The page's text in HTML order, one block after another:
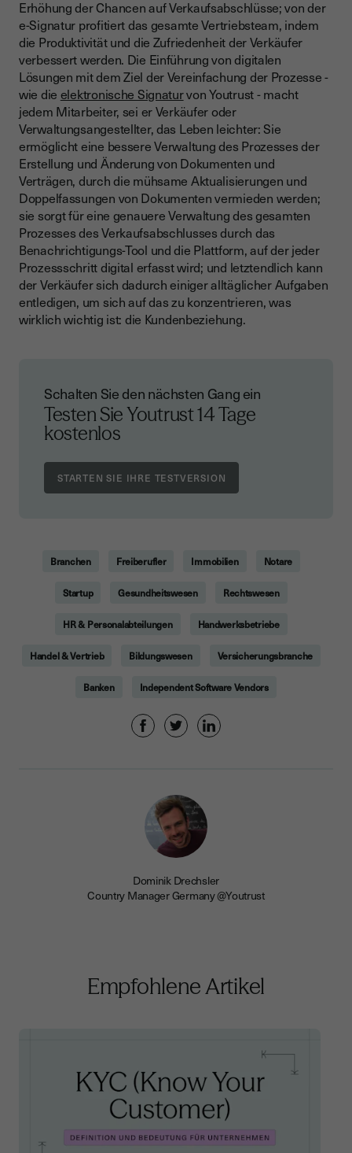
Erhöhung der Chancen auf Verkaufsabschlüsse; von der
e-Signatur profitiert das gesamte Vertriebsteam, indem
die Produktivität und die Zufriedenheit der Verkäufer
verbessert werden. Die Einführung von digitalen
Lösungen mit dem Ziel der Vereinfachung der Prozesse -
wie die elektronische Signaturvon Youtrust - macht
jedem Mitarbeiter, sei er Verkäufer oder
Verwaltungsangestellter, das Leben leichter: Sie
ermöglicht eine bessere Verwaltung des Prozesses der
Erstellung und Änderung von Dokumenten und
Verträgen, durch die mühsame Aktualisierungen und
Doppelfassungen von Dokumenten vermieden werden;
sie sorgt für eine genauere Verwaltung des gesamten
Prozesses des Verkaufsabschlusses durch das
Benachrichtigungs-Tool und die Plattform, auf der jeder
Prozessschritt digital erfasst wird; und letztendlich kann
der Verkäufer sich dadurch einiger alltäglicher Aufgaben
entledigen, um sich auf das zu konzentrieren, was
wirklich wichtig ist: die Kundenbeziehung.
Schalten Sie den nächsten Gang ein
Testen Sie Youtrust14 Tage
kostenlos
Branchen Freiberufler Immobilien Notare
Startup Gesundheitswesen Rechtswesen
HR & Personalabteilungen Handwerksbetriebe
Handel & Vertrieb Bildungswesen Versicherungsbranche
Banken Independent Software Vendors
Dominik Drechsler
Country Manager Germany @Youtrust
Empfohlene Artikel